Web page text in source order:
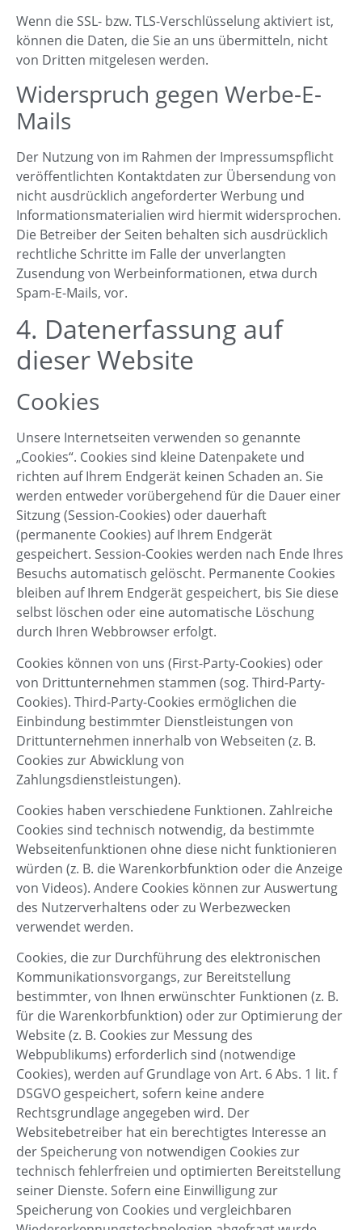
Wenn die SSL- bzw. TLS-Verschlüsselung aktiviert ist,
können die Daten, die Sie an uns übermitteln, nicht
von Dritten mitgelesen werden.
Widerspruch gegen Werbe-E-
Mails
Der Nutzung von im Rahmen der Impressumspflicht
veröffentlichten Kontaktdaten zur Übersendung von
nicht ausdrücklich angeforderter Werbung und
Informationsmaterialien wird hiermit widersprochen.
Die Betreiber der Seiten behalten sich ausdrücklich
rechtliche Schritte im Falle der unverlangten
Zusendung von Werbeinformationen, etwa durch
Spam-E-Mails, vor.
4. Datenerfassung auf
dieser Website
Cookies
Unsere Internetseiten verwenden so genannte
„Cookies“. Cookies sind kleine Datenpakete und
richten auf Ihrem Endgerät keinen Schaden an. Sie
werden entweder vorübergehend für die Dauer einer
Sitzung (Session-Cookies) oder dauerhaft
(permanente Cookies) auf Ihrem Endgerät
gespeichert. Session-Cookies werden nach Ende Ihres
Besuchs automatisch gelöscht. Permanente Cookies
bleiben auf Ihrem Endgerät gespeichert, bis Sie diese
selbst löschen oder eine automatische Löschung
durch Ihren Webbrowser erfolgt.
Cookies können von uns (First-Party-Cookies) oder
von Drittunternehmen stammen (sog. Third-Party-
Cookies). Third-Party-Cookies ermöglichen die
Einbindung bestimmter Dienstleistungen von
Drittunternehmen innerhalb von Webseiten (z. B.
Cookies zur Abwicklung von
Zahlungsdienstleistungen).
Cookies haben verschiedene Funktionen. Zahlreiche
Cookies sind technisch notwendig, da bestimmte
Webseitenfunktionen ohne diese nicht funktionieren
würden (z. B. die Warenkorbfunktion oder die Anzeige
von Videos). Andere Cookies können zur Auswertung
des Nutzerverhaltens oder zu Werbezwecken
verwendet werden.
Cookies, die zur Durchführung des elektronischen
Kommunikationsvorgangs, zur Bereitstellung
bestimmter, von Ihnen erwünschter Funktionen (z. B.
für die Warenkorbfunktion) oder zur Optimierung der
Website (z. B. Cookies zur Messung des
Webpublikums) erforderlich sind (notwendige
Cookies), werden auf Grundlage von Art. 6 Abs. 1 lit. f
DSGVO gespeichert, sofern keine andere
Rechtsgrundlage angegeben wird. Der
Websitebetreiber hat ein berechtigtes Interesse an
der Speicherung von notwendigen Cookies zur
technisch fehlerfreien und optimierten Bereitstellung
seiner Dienste. Sofern eine Einwilligung zur
Speicherung von Cookies und vergleichbaren